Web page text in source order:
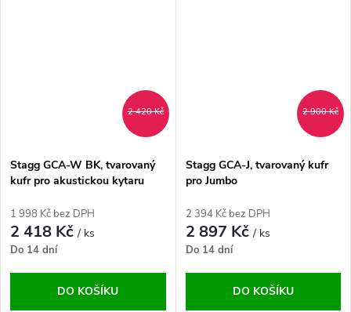
2 420 Kč
Stagg GCA-W BK, tvarovaný
kufr pro akustickou kytaru
1 998 Kč bez DPH
2 418 Kč/ ks
Do 14 dní
DO KOŠÍKU
2 900 Kč
Stagg GCA-J, tvarovaný kufr
pro Jumbo
2 394 Kč bez DPH
2 897 Kč/ ks
Do 14 dní
DO KOŠÍKU